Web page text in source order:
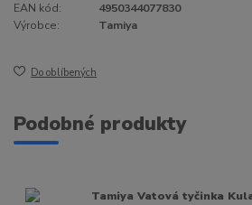
EAN kód:
4950344077830
Výrobce:
Tamiya
Do oblíbených
Podobné produkty
Tamiya Vatová tyčinka